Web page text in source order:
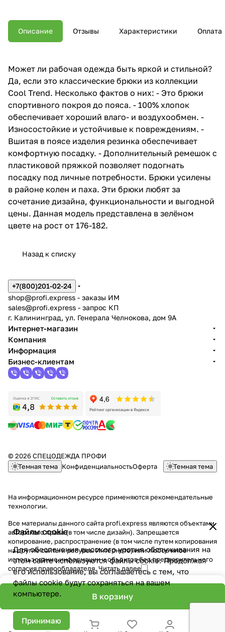
Описание Отзывы Характеристики Оплата
Может ли рабочая одежда быть яркой и стильной?
Да, если это классические брюки из коллекции
Cool Trend. Несколько фактов о них: - Это брюки
спортивного покроя до пояса. - 100% хлопок
обеспечивает хороший влаго- и воздухообмен. -
Износостойкие и устойчивые к повреждениям. -
Вшитая в поясе изделия резинка обеспечивает
комфортную посадку. - Дополнительный ремешок с
пластиковой пряжкой позволяет подогнать
посадку под личные потребности. Брюки усилены
в районе колен и паха. Эти брюки любят за
сочетание дизайна, функциональности и выгодной
цены. Данная модель представлена в зелёном
цвете на рост от 176-182.
Назад к списку
В корзину
Файлы cookie
Для обеспечения высокого уровня обслуживания на
этом сайте используются файлы cookie. Продолжая
его использование, вы соглашаетесь с тем, что
файлы cookie будут сохраняться на вашем
компьютере.
Принимаю
+7(800)201-02-24
shop@profi.express - заказы ИМ
sales@profi.express - запрос КП
г. Калининград, ул. Генерала Челнокова, дом 9A
Интернет-магазин
Компания
Информация
Бизнес-клиентам
© 2026 СПЕЦОДЕЖДА ПРОФИ
Темная тема КонфиденциальностьОферта Темная тема
На информационном ресурсе применяются рекомендательные
технологии.
Все материалы данного сайта profi.express являются объектами
авторского права (в том числе дизайн). Запрещается
копирование, распространение (в том числе путем копирования
на другие сайты и ресурсы Интернете) или любое иное
использование информации и объектов без предварительного
согласия правообладателя. Читать далее